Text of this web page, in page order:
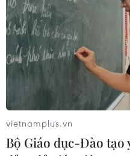
cam theo tiêu chuẩn
hướng hữu cơ nhằm
sản phẩm./.
vietnamplus.vn
Bộ Giáo dục-Đào tạo